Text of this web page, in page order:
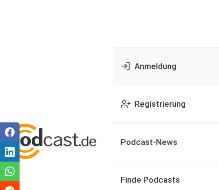
Anmeldung
Registrierung
Podcast-News
Finde Podcasts